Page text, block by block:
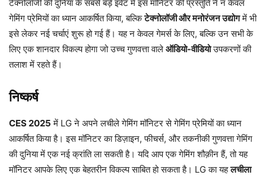
टेक्नोलॉजी की दुनिया के सबसे बड़े इवेंट में इस मॉनिटर की प्रस्तुति ने न केवल
गेमिंग प्रेमियों का ध्यान आकर्षित किया, बल्किटेक्नोलॉजी और मनोरंजन उद्योगमें भी
इसे लेकर नई चर्चाएं शुरू हो गई हैं। यह न केवल गेमर्स के लिए, बल्कि उन सभी के
लिए एक शानदार विकल्प होगा जो उच्च गुणवत्ता वाले ऑडियो-वीडियोउपकरणों की
तलाश में रहते हैं।
निष्कर्ष
CES 2025 में LG ने अपने लचीले गेमिंग मॉनिटर से गेमिंग प्रेमियों का ध्यान
आकर्षित किया है। इस मॉनिटर का डिज़ाइन, फीचर्स, और तकनीकी गुणवत्ता गेमिंग
की दुनिया में एक नई क्रांति ला सकती है। यदि आप एक गेमिंग शौक़ीन हैं, तो यह
मॉनिटर आपके लिए एक बेहतरीन विकल्प साबित हो सकता है। LG का यहलचीला